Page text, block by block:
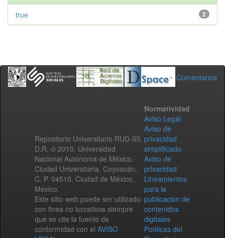
2
true
Comentarios
Repositorio Universitario RUD-IIS
D.R. © 2010. Universidad
Nacional Autónoma de México.
Ciudad Universitaria, Coyoacán,
C. P. 04510, Ciudad de México,
México.
Este sitio web puede ser utilizado
con fines no lucrativos siempre
que se cite la fuente de
conformidad con el AVISO
Normatividad
Aviso Legal
Aviso de
privacidad
simplificado
Aviso de
privacidad
Lineamientos
para la
publicación de
contenidos
digitales
Políticas del